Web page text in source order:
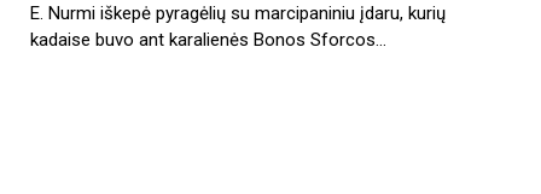
E. Nurmi iškepė pyragėlių su marcipaniniu įdaru, kurių
kadaise buvo ant karalienės Bonos Sforcos…